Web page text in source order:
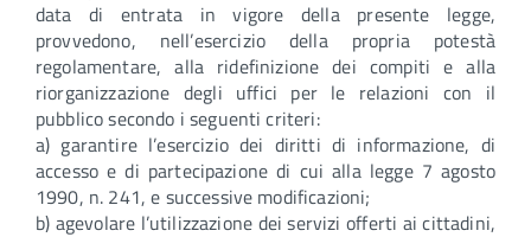
data di entrata in vigore della presente legge,
provvedono, nell’esercizio della propria potestà
regolamentare, alla ridefinizione dei compiti e alla
riorganizzazione degli uffici per le relazioni con il
pubblico secondo i seguenti criteri:
a) garantire l’esercizio dei diritti di informazione, di
accesso e di partecipazione di cui alla legge 7 agosto
1990, n. 241, e successive modificazioni;
b) agevolare l’utilizzazione dei servizi offerti ai cittadini,